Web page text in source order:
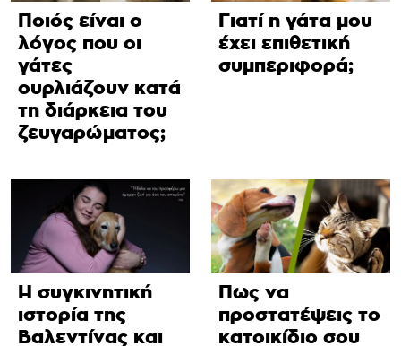
Ποιός είναι ο
λόγος που οι
γάτες
ουρλιάζουν κατά
τη διάρκεια του
ζευγαρώματος;
Γιατί η γάτα μου
έχει επιθετική
συμπεριφορά;
Η συγκινητική
ιστορία της
Βαλεντίνας και
Πως να
προστατέψεις το
κατοικίδιο σου